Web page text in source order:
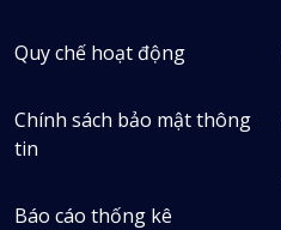
Quy chế hoạt động
Chính sách bảo mật thông
tin
Báo cáo thống kê